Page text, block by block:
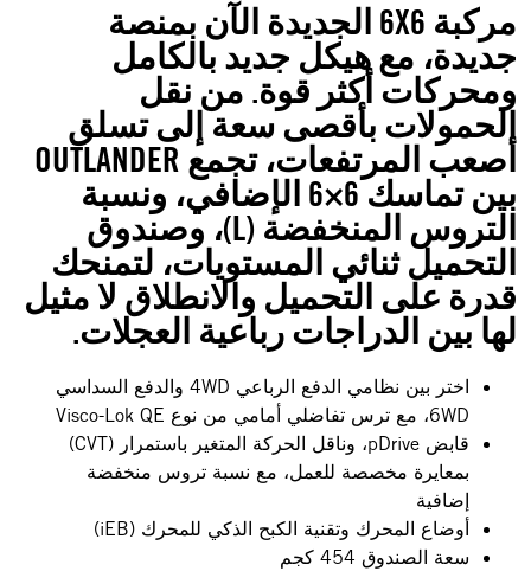
مركبة 6X6 الجديدة الآن بمنصة
جديدة، مع هيكل جديد بالكامل
ومحركات أكثر قوة. من نقل
الحمولات بأقصى سعة إلى تسلق
أصعب المرتفعات، تجمع OUTLANDER
بين تماسك 6×6 الإضافي، ونسبة
التروس المنخفضة (L)، وصندوق
التحميل ثنائي المستويات، لتمنحك
قدرة على التحميل والانطلاق لا مثيل
لها بين الدراجات رباعية العجلات.
اختر بين نظامي الدفع الرباعي 4WD والدفع السداسي
6WD، مع ترس تفاضلي أمامي من نوع Visco-Lok QE
قابض pDrive، وناقل الحركة المتغير باستمرار (CVT)
بمعايرة مخصصة للعمل، مع نسبة تروس منخفضة
إضافية
أوضاع المحرك وتقنية الكبح الذكي للمحرك (iEB)
سعة الصندوق 454 كجم